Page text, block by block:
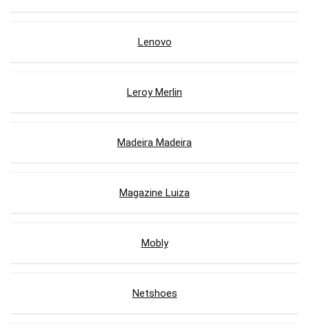
Lenovo
Leroy Merlin
Madeira Madeira
Magazine Luiza
Mobly
Netshoes